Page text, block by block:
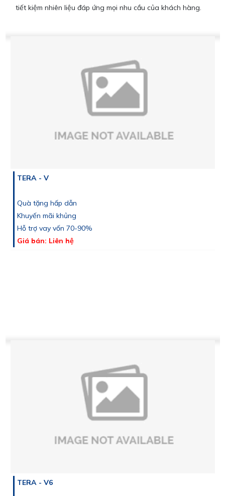
tiết kiệm nhiên liệu đáp ứng mọi nhu cầu của khách hàng.
TERA - V
Quà tặng hấp dẫn
Khuyến mãi khủng
Hỗ trợ vay vốn 70-90%
Giá bán: Liên hệ
TERA - V6